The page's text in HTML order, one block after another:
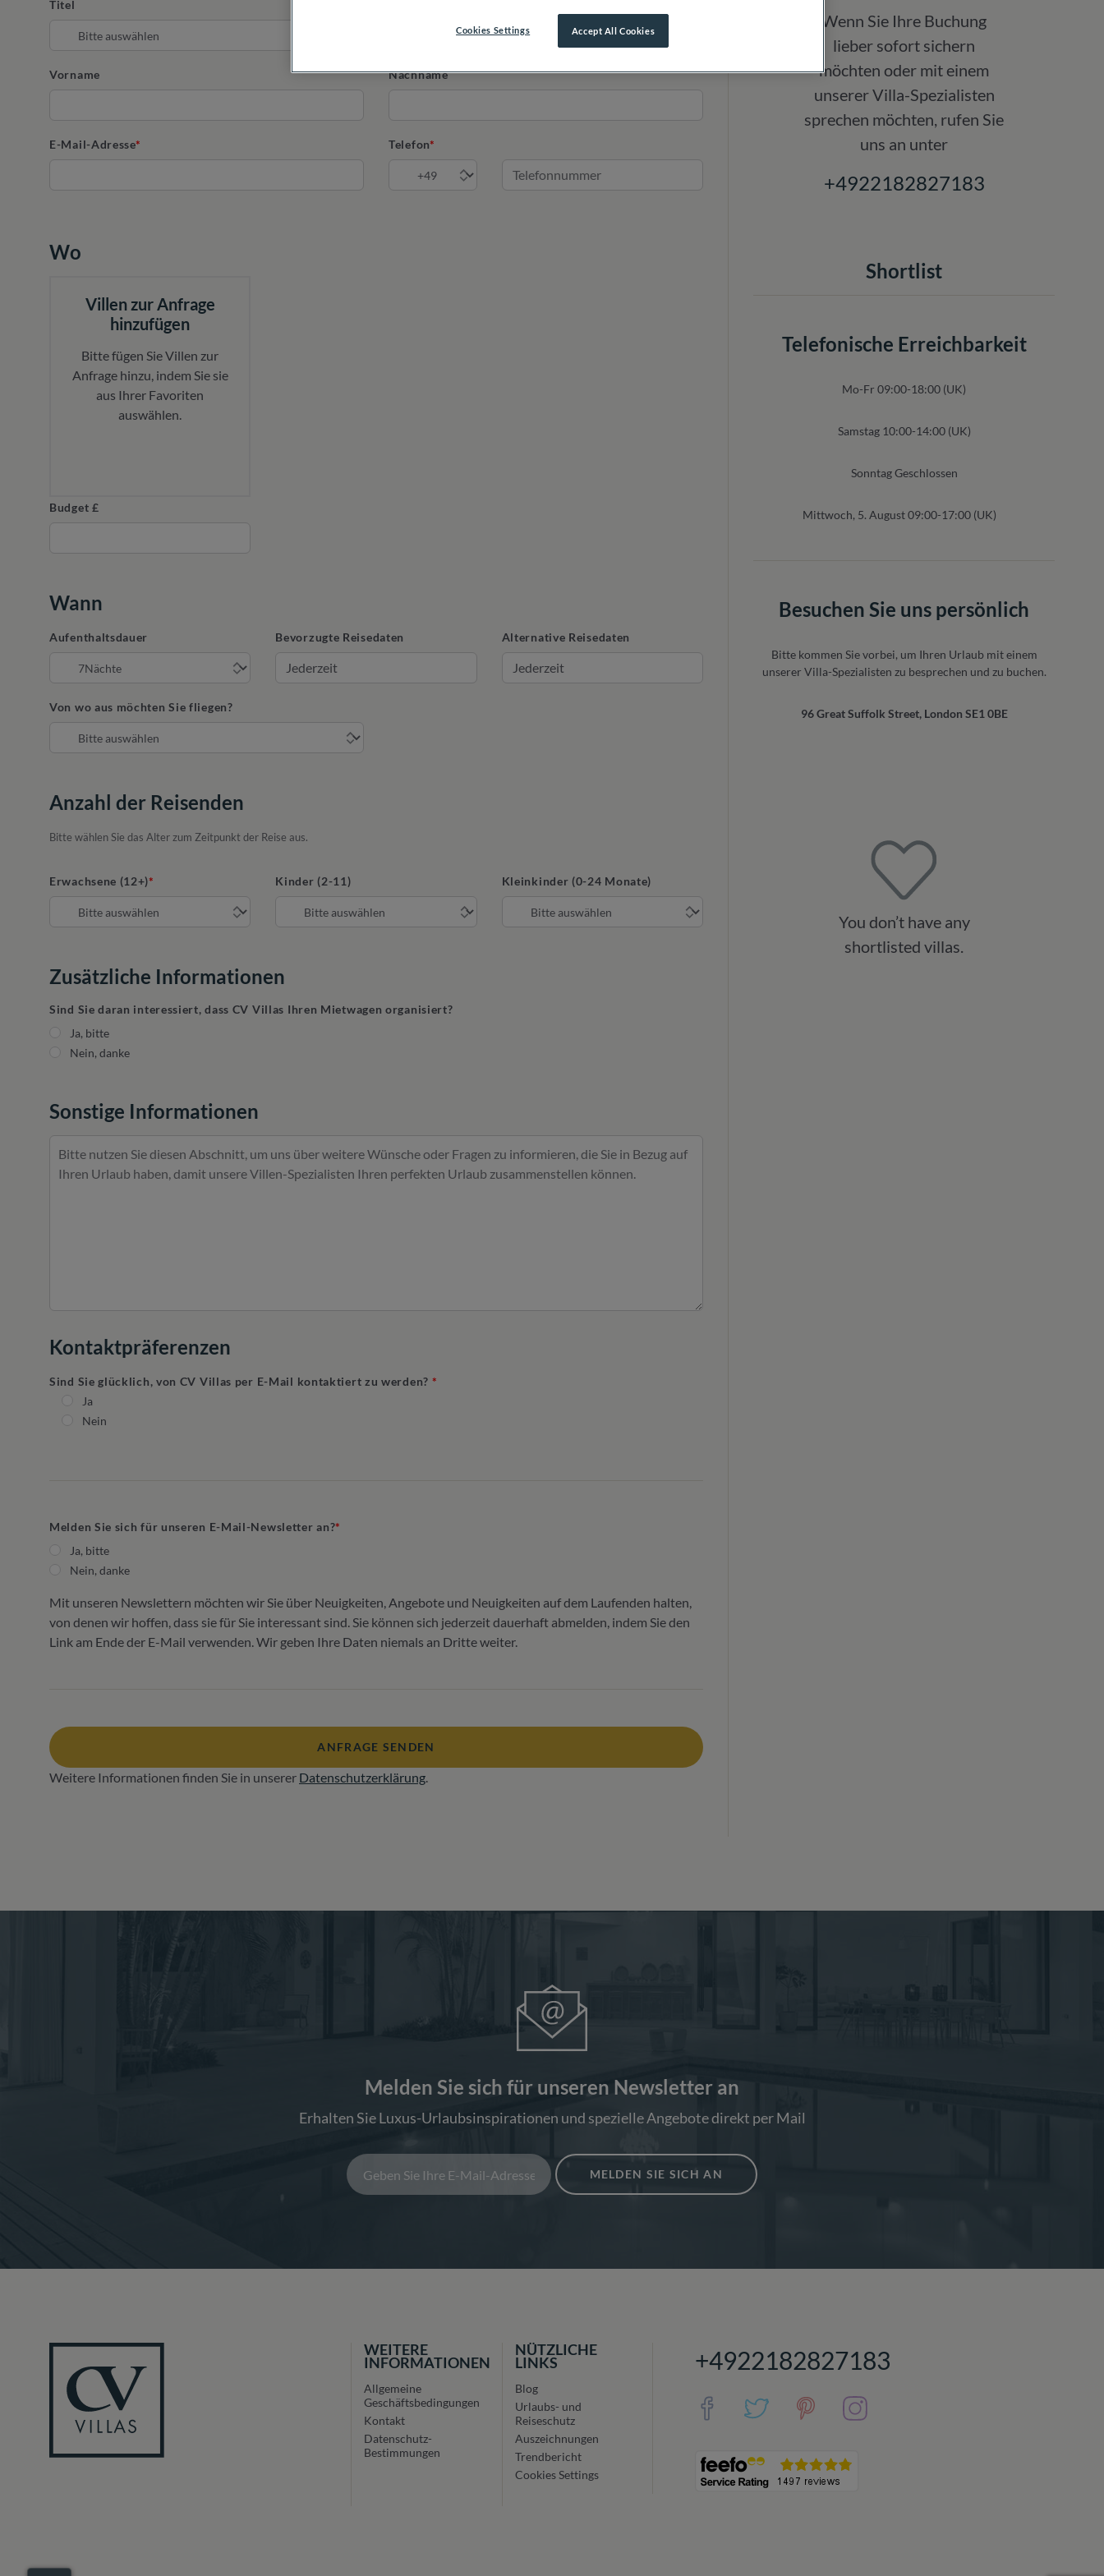
Titel
Vorname Nachname
E-Mail-Adresse Telefon
Wo
Villen zur Anfrage
hinzufügen
Bitte fügen Sie Villen zur
Anfrage hinzu, indem Sie sie
aus Ihrer Favoriten
auswählen.
Budget £
Wann
Aufenthaltsdauer Bevorzugte Reisedaten Alternative Reisedaten
Von wo aus möchten Sie fliegen?
Anzahl der Reisenden
Bitte wählen Sie das Alter zum Zeitpunkt der Reise aus.
Erwachsene (12+) Kinder (2-11) Kleinkinder (0-24 Monate)
Zusätzliche Informationen
Sind Sie daran interessiert, dass CV Villas Ihren Mietwagen organisiert?
Ja, bitte
Nein, danke
Sonstige Informationen
Kontaktpräferenzen
Sind Sie glücklich, von CV Villas per E-Mail kontaktiert zu werden?
Ja
Nein
Melden Sie sich für unseren E-Mail-Newsletter an?
Ja, bitte
Nein, danke
Mit unseren Newslettern möchten wir Sie über Neuigkeiten, Angebote und Neuigkeiten auf dem Laufenden halten,
von denen wir hoffen, dass sie für Sie interessant sind. Sie können sich jederzeit dauerhaft abmelden, indem Sie den
Link am Ende der E-Mail verwenden. Wir geben Ihre Daten niemals an Dritte weiter.
ANFRAGE SENDEN
Weitere Informationen finden Sie in unserer Datenschutzerklärung.
Wenn Sie Ihre Buchung
lieber sofort sichern
möchten oder mit einem
unserer Villa-Spezialisten
sprechen möchten, rufen Sie
uns an unter
+4922182827183
Shortlist
You don’t have any
shortlisted villas.
Telefonische Erreichbarkeit
Mo-Fr 09:00-18:00 (UK)
Samstag 10:00-14:00 (UK)
Sonntag Geschlossen
Mittwoch, 5. August 09:00-17:00 (UK)
Besuchen Sie uns persönlich
Bitte kommen Sie vorbei, um Ihren Urlaub mit einem
unserer Villa-Spezialisten zu besprechen und zu buchen.
96 Great Suffolk Street, London SE1 0BE
Melden Sie sich für unseren Newsletter an
Erhalten Sie Luxus-Urlaubsinspirationen und spezielle Angebote direkt per Mail
MELDEN SIE SICH AN
WEITERE
INFORMATIONEN
Allgemeine
Geschäftsbedingungen
Kontakt
Datenschutz-
Bestimmungen
NÜTZLICHE
LINKS
Blog
Urlaubs- und
Reiseschutz
Auszeichnungen
Trendbericht
Cookies Settings
+4922182827183
Accept All Cookies
Cookies Settings